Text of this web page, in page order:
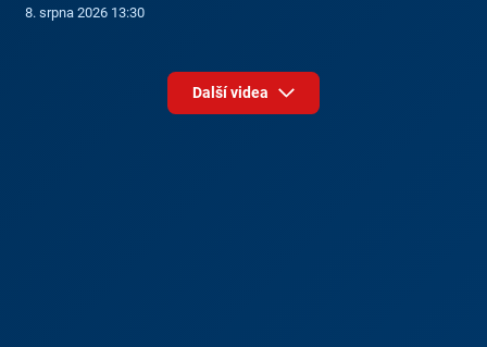
8. srpna 2026 13:30
Další videa